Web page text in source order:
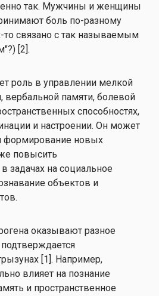
так. Мужчины и женщины
боль по-разному
то связано с так называемым
[2].
роль в управлении мелкой
вербальной памяти, болевой
способностях,
и настроении. Он может
формирование новых
повысить
задачах на социальное
объектов и
оказывают разное
[1]. Например,
влияет на познание
и пространственное